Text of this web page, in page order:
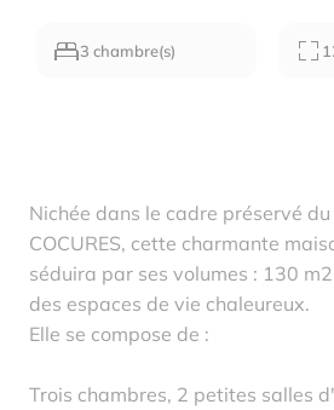
3 chambre(s)
Nichée dans le cadre préservé
COCURES, cette charmante
séduira par ses volumes : 130
des espaces de vie chaleureux.
Elle se compose de :
Trois chambres, 2 petites salles